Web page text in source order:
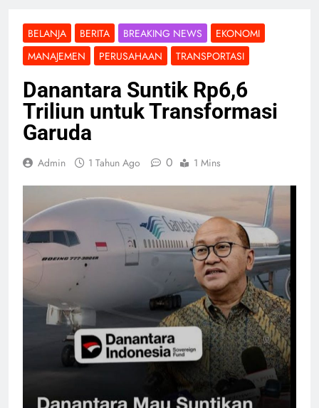
BELANJA BERITA BREAKING NEWS
EKONOMI
MANAJEMEN
PERUSAHAAN TRANSPORTASI
Danantara Suntik Rp6,6
Triliun untuk Transformasi
Garuda
Admin 1 Tahun Ago 0 1 Mins